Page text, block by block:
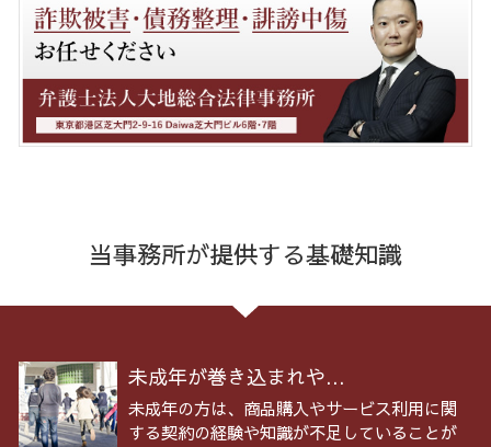
当事務所が提供する基礎知識
未成年が巻き込まれや...
未成年の方は、商品購入やサービス利用に関
する契約の経験や知識が不足していることが